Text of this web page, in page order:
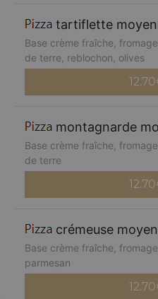
tartiflette
Base crème fraîche,
de terre, reblochon, olives
12.70
montagnarde
Base crème fraîche,
de terre
12.70
crémeuse
Base crème fraîche,
parmesan
12.70